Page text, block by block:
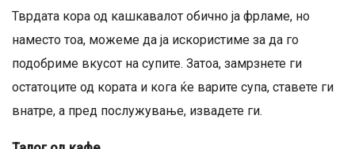
Тврдата кора од кашкавалот обично ја фрламе, но
наместо тоа, можеме да ја искористиме за да го
подобриме вкусот на супите. Затоа, замрзнете ги
остатоците од кората и кога ќе варите супа, ставете ги
внатре, а пред послужување, извадете ги.